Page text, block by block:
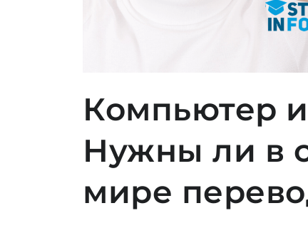
Компьютер
Нужны ли в
мире